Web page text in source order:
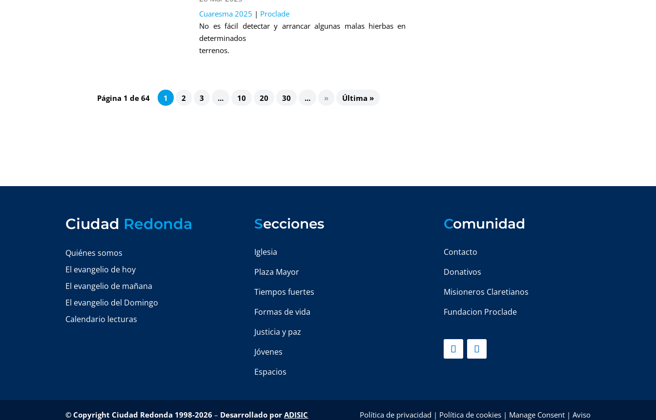
Cuaresma 2025 | Proclade
No es fácil detectar y arrancar algunas malas hierbas en
determinados
terrenos.
Página 1 de 64 1 2 3 ... 10 20 30 ... » Última »
Ciudad Redonda
Quiénes somos
El evangelio de hoy
El evangelio de mañana
El evangelio del Domingo
Calendario lecturas
Secciones
Iglesia
Plaza Mayor
Tiempos fuertes
Formas de vida
Justicia y paz
Jóvenes
Espacios
Comunidad
Contacto
Donativos
Misioneros Claretianos
Fundacion Proclade
© Copyright Ciudad Redonda 1998-2026 – Desarrollado porADISIC Política de privacidad | Política de cookies| Manage Consent| Aviso